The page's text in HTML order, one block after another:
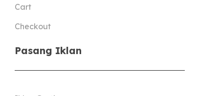
Cart
Checkout
Pasang Iklan